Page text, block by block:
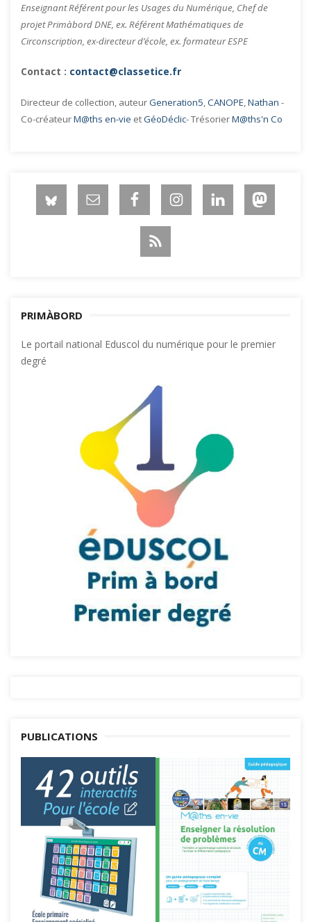
Enseignant Référent pour les Usages du Numérique, Chef de
projet Primàbord DNE, ex. Référent Mathématiques de
Circonscription, ex-directeur d’école, ex. formateur ESPE
Contact : contact@classetice.fr
Directeur de collection, auteurGeneration5,CANOPE,Nathan -
Co-créateurM@ths en-vie etGéoDéclic- TrésorierM@ths'n Co
PRIMÀBORD
Le portail national Eduscol du numérique pour le premier
degré
PUBLICATIONS